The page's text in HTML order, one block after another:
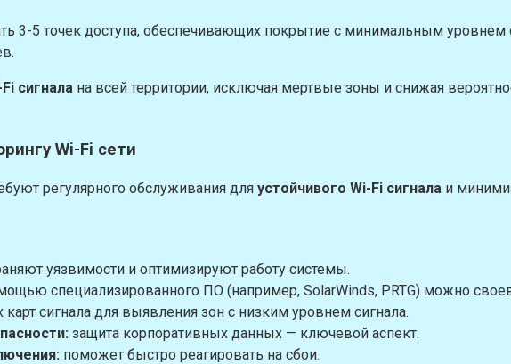
3-5 точек доступа, обеспечивающих покрытие с минимальным уровнем
сигнала на всей территории, исключая мертвые зоны и снижая
Wi-Fi сети
регулярного обслуживания для устойчивого Wi-Fi сигнала и
уязвимости и оптимизируют работу системы.
специализированного ПО (например, SolarWinds, PRTG) можно
сигнала для выявления зон с низким уровнем сигнала.
защита корпоративных данных — ключевой аспект.
поможет быстро реагировать на сбои.